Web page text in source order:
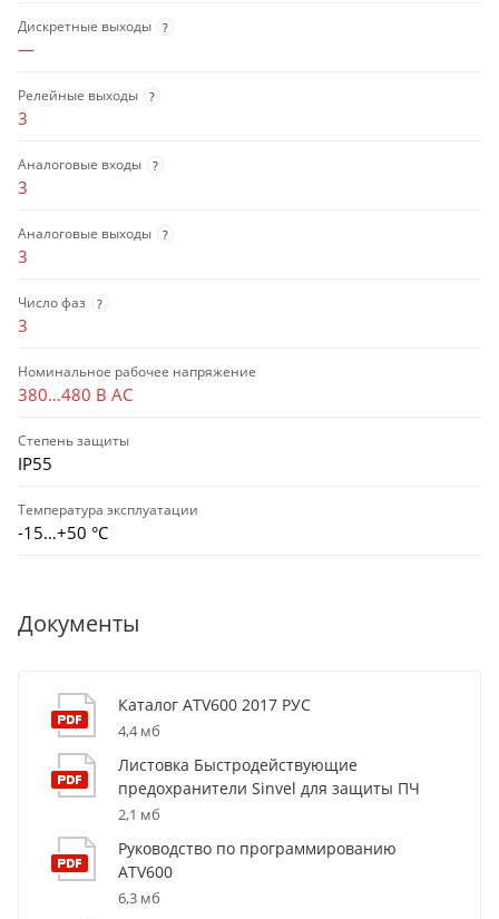
Дискретные выходы ?
—
Релейные выходы ?
3
Аналоговые входы ?
3
Аналоговые выходы ?
3
Число фаз ?
3
Номинальное рабочее напряжение
380…480 В AC
Степень защиты
IP55
Температура эксплуатации
-15…+50 °С
Документы
Каталог ATV600 2017 РУС
4,4 мб
Листовка Быстродействующие
предохранители Sinvel для защиты ПЧ
2,1 мб
Руководство по программированию
ATV600
6,3 мб